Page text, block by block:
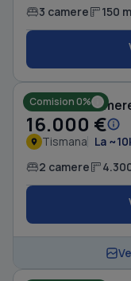
3 camere 150
Comision 0%
Casă cu 2
16.000 €
Tismana La
2 camere